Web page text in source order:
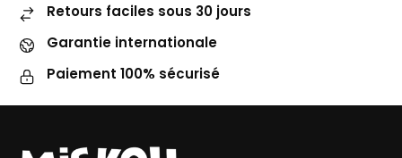
Retours faciles sous 30 jours
Garantie internationale
Paiement 100% sécurisé